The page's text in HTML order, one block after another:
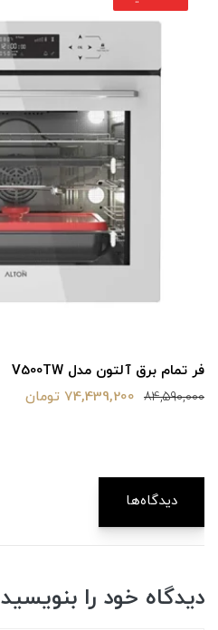
فر تمام برق آلتون مدل V500TW
84,590,000 74,439,200 تومان
دیدگاه‌ها
دیدگاه خود را بنویسید